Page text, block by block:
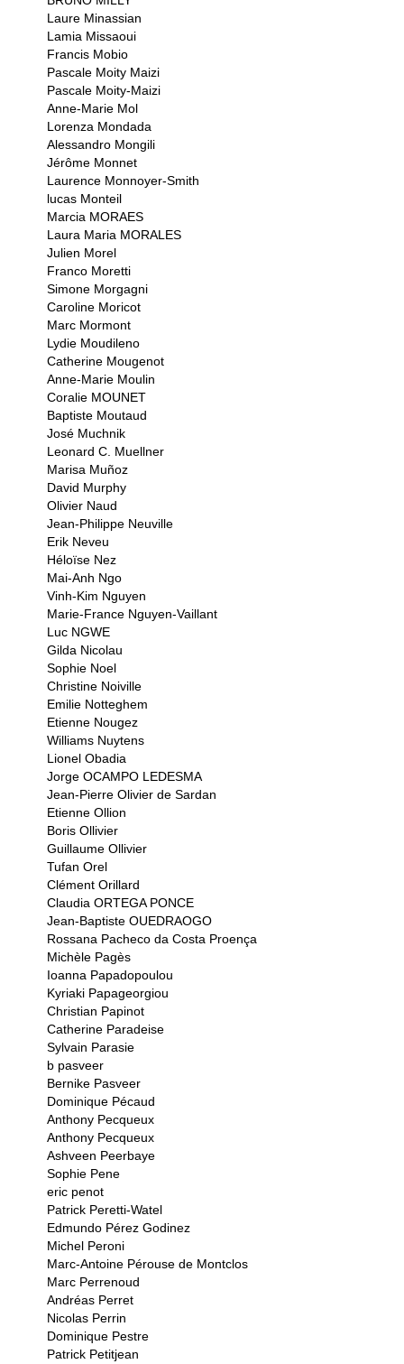
Laure Minassian
Lamia Missaoui
Francis Mobio
Pascale Moity Maizi
Pascale Moity-Maizi
Anne-Marie Mol
Lorenza Mondada
Alessandro Mongili
Jérôme Monnet
Laurence Monnoyer-Smith
lucas Monteil
Marcia MORAES
Laura Maria MORALES
Julien Morel
Franco Moretti
Simone Morgagni
Caroline Moricot
Marc Mormont
Lydie Moudileno
Catherine Mougenot
Anne-Marie Moulin
Coralie MOUNET
Baptiste Moutaud
José Muchnik
Leonard C. Muellner
Marisa Muñoz
David Murphy
Olivier Naud
Jean-Philippe Neuville
Erik Neveu
Héloïse Nez
Mai-Anh Ngo
Vinh-Kim Nguyen
Marie-France Nguyen-Vaillant
Luc NGWE
Gilda Nicolau
Sophie Noel
Christine Noiville
Emilie Notteghem
Etienne Nougez
Williams Nuytens
Lionel Obadia
Jorge OCAMPO LEDESMA
Jean-Pierre Olivier de Sardan
Etienne Ollion
Boris Ollivier
Guillaume Ollivier
Tufan Orel
Clément Orillard
Claudia ORTEGA PONCE
Jean-Baptiste OUEDRAOGO
Rossana Pacheco da Costa Proença
Michèle Pagès
Ioanna Papadopoulou
Kyriaki Papageorgiou
Christian Papinot
Catherine Paradeise
Sylvain Parasie
b pasveer
Bernike Pasveer
Dominique Pécaud
Anthony Pecqueux
Anthony Pecqueux
Ashveen Peerbaye
Sophie Pene
eric penot
Patrick Peretti-Watel
Edmundo Pérez Godinez
Michel Peroni
Marc-Antoine Pérouse de Montclos
Marc Perrenoud
Andréas Perret
Nicolas Perrin
Dominique Pestre
Patrick Petitjean